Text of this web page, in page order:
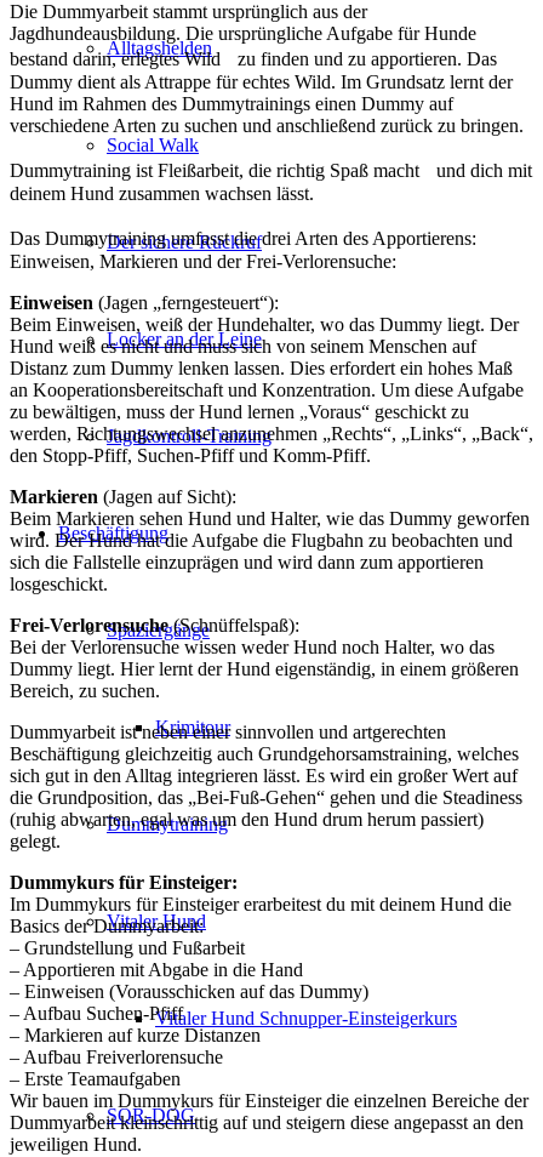
Alltagshelden
Social Walk
Der sichere Rückruf
Locker an der Leine
Jagdkontroll-Training
Beschäftigung
Spaziergänge
Krimitour
Dummytraining
Vitaler Hund
Vitaler Hund Schnupper-Einsteigerkurs
SQR-DOG
Die Dummyarbeit stammt ursprünglich aus der
Jagdhundeausbildung. Die ursprüngliche Aufgabe für Hunde
bestand darin, erlegtes Wild zu finden und zu apportieren. Das
Dummy dient als Attrappe für echtes Wild. Im Grundsatz lernt der
Hund im Rahmen des Dummytrainings einen Dummy auf
verschiedene Arten zu suchen und anschließend zurück zu bringen.
Dummytraining ist Fleißarbeit, die richtig Spaß macht und dich mit
deinem Hund zusammen wachsen lässt.
Das Dummytraining umfasst die drei Arten des Apportierens:
Einweisen, Markieren und der Frei-Verlorensuche:
Einweisen (Jagen „ferngesteuert“):
Beim Einweisen, weiß der Hundehalter, wo das Dummy liegt. Der
Hund weiß es nicht und muss sich von seinem Menschen auf
Distanz zum Dummy lenken lassen. Dies erfordert ein hohes Maß
an Kooperationsbereitschaft und Konzentration. Um diese Aufgabe
zu bewältigen, muss der Hund lernen „Voraus“ geschickt zu
werden, Richtungswechsel anzunehmen „Rechts“, „Links“, „Back“,
den Stopp-Pfiff, Suchen-Pfiff und Komm-Pfiff.
Markieren (Jagen auf Sicht):
Beim Markieren sehen Hund und Halter, wie das Dummy geworfen
wird. Der Hund hat die Aufgabe die Flugbahn zu beobachten und
sich die Fallstelle einzuprägen und wird dann zum apportieren
losgeschickt.
Frei-Verlorensuche(Schnüffelspaß):
Bei der Verlorensuche wissen weder Hund noch Halter, wo das
Dummy liegt. Hier lernt der Hund eigenständig, in einem größeren
Bereich, zu suchen.
Dummyarbeit ist neben einer sinnvollen und artgerechten
Beschäftigung gleichzeitig auch Grundgehorsamstraining, welches
sich gut in den Alltag integrieren lässt. Es wird ein großer Wert auf
die Grundposition, das „Bei-Fuß-Gehen“ gehen und die Steadiness
(ruhig abwarten, egal was um den Hund drum herum passiert)
gelegt.
Dummykurs für Einsteiger:
Im Dummykurs für Einsteiger erarbeitest du mit deinem Hund die
Basics der Dummyarbeit:
– Grundstellung und Fußarbeit
– Apportieren mit Abgabe in die Hand
– Einweisen (Vorausschicken auf das Dummy)
– Aufbau Suchen-Pfiff
– Markieren auf kurze Distanzen
– Aufbau Freiverlorensuche
– Erste Teamaufgaben
Wir bauen im Dummykurs für Einsteiger die einzelnen Bereiche der
Dummyarbeit kleinschrittig auf und steigern diese angepasst an den
jeweiligen Hund.